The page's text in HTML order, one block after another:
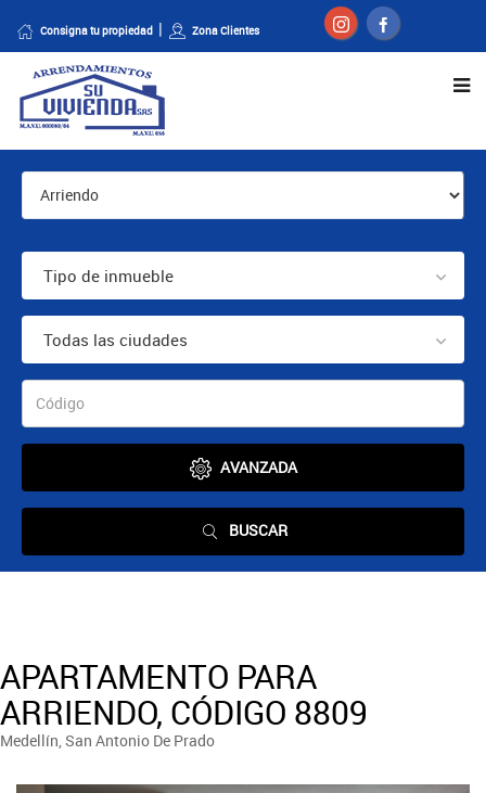
Consigna tu propiedad Zona Clientes
Tipo de inmueble
Todas las ciudades
AVANZADA
BUSCAR
APARTAMENTO PARA
ARRIENDO, CÓDIGO 8809
Medellín, San Antonio De Prado